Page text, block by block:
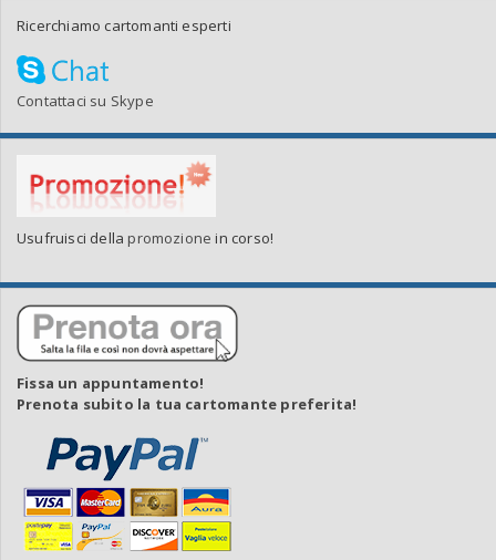
Ricerchiamo cartomanti esperti
Contattaci su Skype
Usufruisci della promozione in corso!
Fissa un appuntamento!
Prenota subito la tua cartomante preferita!